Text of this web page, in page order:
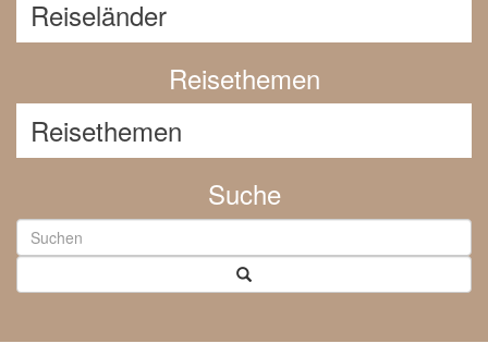
Reisethemen
Suche